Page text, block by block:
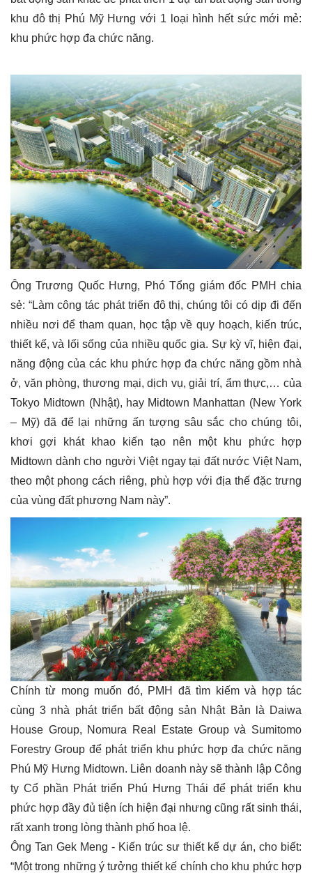
khu đô thị Phú Mỹ Hưng với 1 loại hình hết sức mới mẻ:
khu phức hợp đa chức năng.
Ông Trương Quốc Hưng, Phó Tổng giám đốc PMH chia
sẻ: “Làm công tác phát triển đô thị, chúng tôi có dịp đi đến
nhiều nơi để tham quan, học tập về quy hoạch, kiến trúc,
thiết kế, và lối sống của nhiều quốc gia. Sự kỳ vĩ, hiện đại,
năng động của các khu phức hợp đa chức năng gồm nhà
ở, văn phòng, thương mại, dịch vụ, giải trí, ẩm thực,… của
Tokyo Midtown (Nhật), hay Midtown Manhattan (New York
– Mỹ) đã để lại những ấn tượng sâu sắc cho chúng tôi,
khơi gợi khát khao kiến tạo nên một khu phức hợp
Midtown dành cho người Việt ngay tại đất nước Việt Nam,
theo một phong cách riêng, phù hợp với địa thế đặc trưng
của vùng đất phương Nam này”.
Chính từ mong muốn đó, PMH đã tìm kiếm và hợp tác
cùng 3 nhà phát triển bất động sản Nhật Bản là Daiwa
House Group, Nomura Real Estate Group và Sumitomo
Forestry Group để phát triển khu phức hợp đa chức năng
Phú Mỹ Hưng Midtown. Liên doanh này sẽ thành lập Công
ty Cổ phần Phát triển Phú Hưng Thái để phát triển khu
phức hợp đầy đủ tiện ích hiện đại nhưng cũng rất sinh thái,
rất xanh trong lòng thành phố hoa lệ.
Ông Tan Gek Meng - Kiến trúc sư thiết kế dự án, cho biết:
“Một trong những ý tưởng thiết kế chính cho khu phức hợp